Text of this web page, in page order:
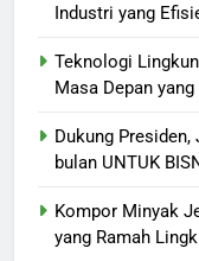
Industri yang
Teknologi
Masa Depan
Dukung Presiden,
bulan UNTUK
Kompor Minyak
yang Ramah